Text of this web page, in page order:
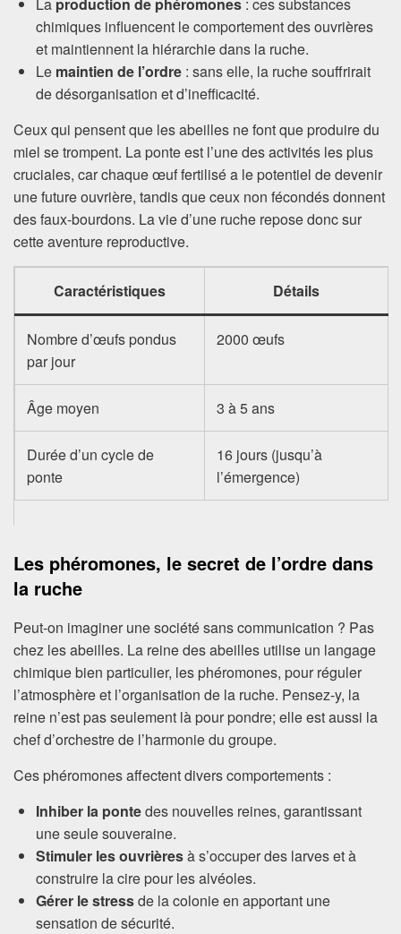
La production de phéromones : ces substances
chimiques influencent le comportement des ouvrières
et maintiennent la hiérarchie dans la ruche.
Le maintien de l’ordre : sans elle, la ruche souffrirait
de désorganisation et d’inefficacité.
Ceux qui pensent que les abeilles ne font que produire du
miel se trompent. La ponte est l’une des activités les plus
cruciales, car chaque œuf fertilisé a le potentiel de devenir
une future ouvrière, tandis que ceux non fécondés donnent
des faux-bourdons. La vie d’une ruche repose donc sur
cette aventure reproductive.
Caractéristiques Détails
Nombre d’œufs pondus
par jour
2000 œufs
Âge moyen 3 à 5 ans
Durée d’un cycle de
ponte
16 jours (jusqu’à
l’émergence)
Les phéromones, le secret de l’ordre dans
la ruche
Peut-on imaginer une société sans communication ? Pas
chez les abeilles. La reine des abeilles utilise un langage
chimique bien particulier, les phéromones, pour réguler
l’atmosphère et l’organisation de la ruche. Pensez-y, la
reine n’est pas seulement là pour pondre; elle est aussi la
chef d’orchestre de l’harmonie du groupe.
Ces phéromones affectent divers comportements :
Inhiber la pontedes nouvelles reines, garantissant
une seule souveraine.
Stimuler les ouvrièresà s’occuper des larves et à
construire la cire pour les alvéoles.
Gérer le stressde la colonie en apportant une
sensation de sécurité.